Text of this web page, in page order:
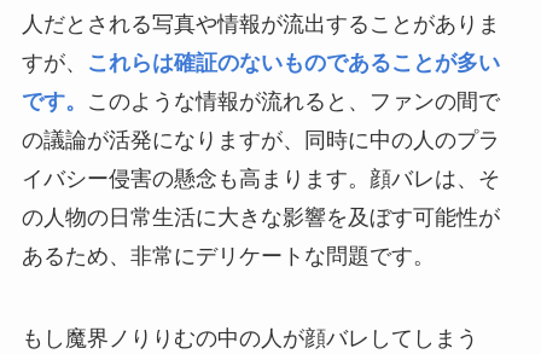
人だとされる写真や情報が流出することがありま
すが、
これらは確証のないものであることが多い
です。
このような情報が流れると、ファンの間で
の議論が活発になりますが、同時に中の人のプラ
イバシー侵害の懸念も高まります。顔バレは、そ
の人物の日常生活に大きな影響を及ぼす可能性が
あるため、非常にデリケートな問題です。
もし魔界ノりりむの中の人が顔バレしてしまう